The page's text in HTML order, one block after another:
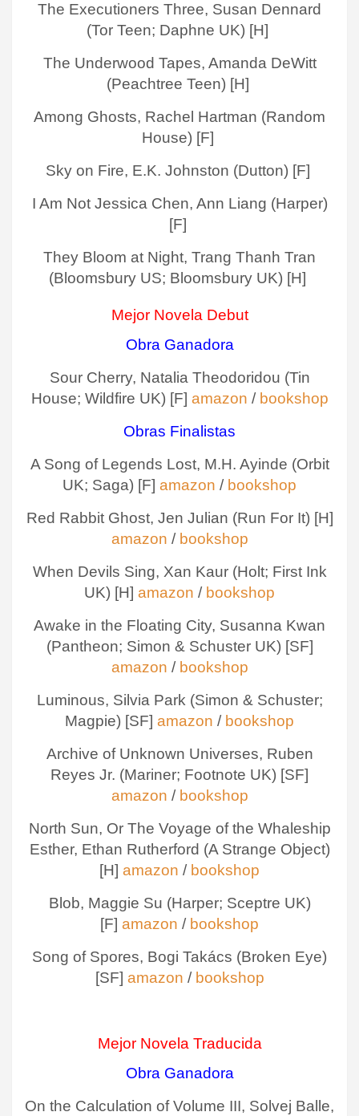
The Executioners Three, Susan Dennard
(Tor Teen; Daphne UK) [H]
The Underwood Tapes, Amanda DeWitt
(Peachtree Teen) [H]
Among Ghosts, Rachel Hartman (Random
House) [F]
Sky on Fire, E.K. Johnston (Dutton) [F]
I Am Not Jessica Chen, Ann Liang (Harper)
[F]
They Bloom at Night, Trang Thanh Tran
(Bloomsbury US; Bloomsbury UK) [H]
Mejor Novela Debut
Obra Ganadora
Sour Cherry, Natalia Theodoridou (Tin
House; Wildfire UK) [F] amazon / bookshop
Obras Finalistas
A Song of Legends Lost, M.H. Ayinde (Orbit
UK; Saga) [F] amazon / bookshop
Red Rabbit Ghost, Jen Julian (Run For It) [H]
amazon / bookshop
When Devils Sing, Xan Kaur (Holt; First Ink
UK) [H] amazon / bookshop
Awake in the Floating City, Susanna Kwan
(Pantheon; Simon & Schuster UK) [SF]
amazon / bookshop
Luminous, Silvia Park (Simon & Schuster;
Magpie) [SF] amazon / bookshop
Archive of Unknown Universes, Ruben
Reyes Jr. (Mariner; Footnote UK) [SF]
amazon / bookshop
North Sun, Or The Voyage of the Whaleship
Esther, Ethan Rutherford (A Strange Object)
[H] amazon / bookshop
Blob, Maggie Su (Harper; Sceptre UK)
[F] amazon / bookshop
Song of Spores, Bogi Takács (Broken Eye)
[SF] amazon / bookshop
Mejor Novela Traducida
Obra Ganadora
On the Calculation of Volume III, Solvej Balle,